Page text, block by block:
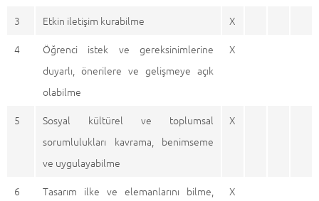
3 Etkin iletişim kurabilme
X
4
Öğrenci istek ve gereksinimlerine
duyarlı, önerilere ve gelişmeye açık
olabilme
X
5
Sosyal kültürel ve toplumsal
sorumlulukları kavrama, benimseme
ve uygulayabilme
X
6
Tasarım ilke ve elemanlarını bilme,
X